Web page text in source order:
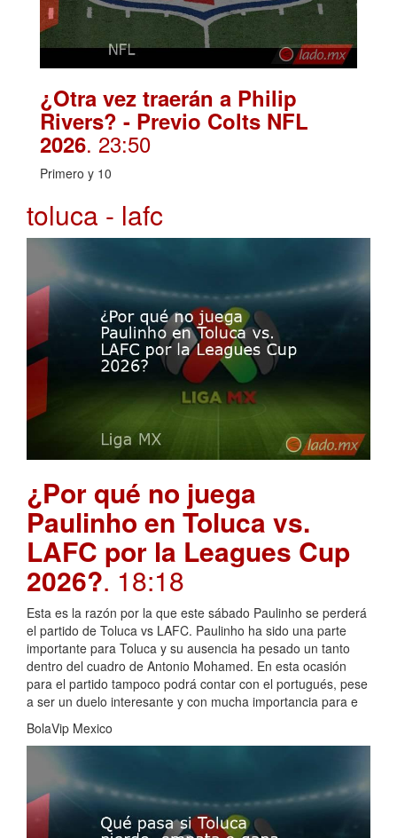
¿Otra vez traerán a Philip
Rivers? - Previo Colts NFL
2026. 23:50
Primero y 10
toluca - lafc
¿Por qué no juega
Paulinho en Toluca vs.
LAFC por la Leagues Cup
2026?. 18:18
Esta es la razón por la que este sábado Paulinho se perderá
el partido de Toluca vs LAFC. Paulinho ha sido una parte
importante para Toluca y su ausencia ha pesado un tanto
dentro del cuadro de Antonio Mohamed. En esta ocasión
para el partido tampoco podrá contar con el portugués, pese
a ser un duelo interesante y con mucha importancia para e
BolaVip Mexico